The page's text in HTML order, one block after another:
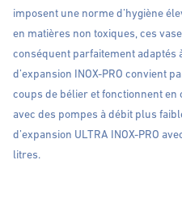
imposent une norme d’hygiène
en matières non toxiques, ces
conséquent parfaitement adaptés
d’expansion INOX-PRO convient
coups de bélier et fonctionnent
avec des pompes à débit plus
d’expansion ULTRA INOX-PRO
litres.